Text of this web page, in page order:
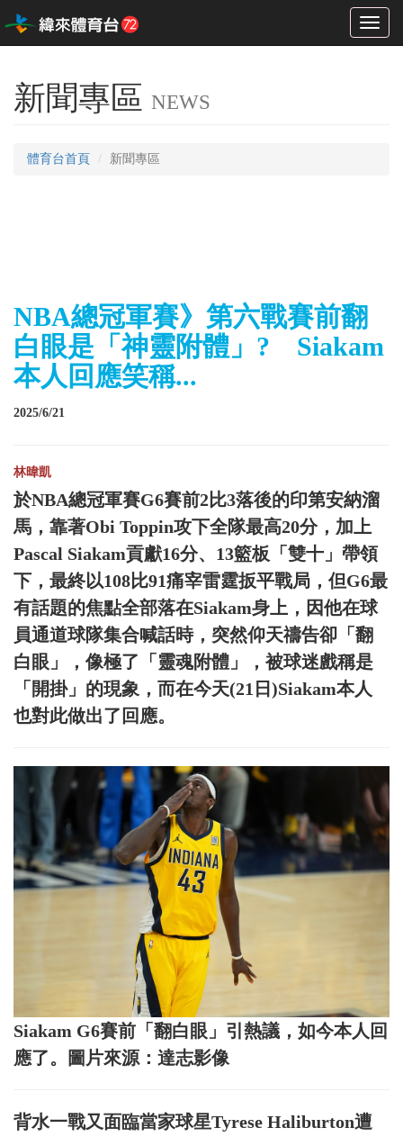
Toggle
新聞專區 NEWS
體育台首頁 新聞專區
NBA總冠軍賽》第六戰賽前翻
白眼是「神靈附體」? Siakam
本人回應笑稱...
2025/6/21
林暐凱
於NBA總冠軍賽G6賽前2比3落後的印第安納溜
馬，靠著Obi Toppin攻下全隊最高20分，加上
Pascal Siakam貢獻16分、13籃板「雙十」帶領
下，最終以108比91痛宰雷霆扳平戰局，但G6最
有話題的焦點全部落在Siakam身上，因他在球
員通道球隊集合喊話時，突然仰天禱告卻「翻
白眼」，像極了「靈魂附體」，被球迷戲稱是
「開掛」的現象，而在今天(21日)Siakam本人
也對此做出了回應。
Siakam G6賽前「翻白眼」引熱議，如今本人回
應了。圖片來源：達志影像
背水一戰又面臨當家球星Tyrese Haliburton遭